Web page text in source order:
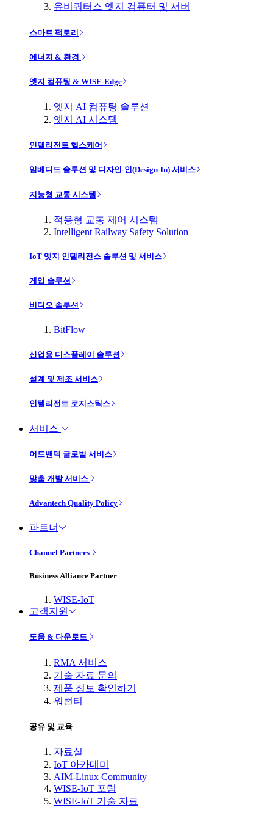
유비쿼터스 엣지 컴퓨터 및 서버
스마트 팩토리
에너지 & 환경
엣지 컴퓨팅 & WISE-Edge
엣지 AI 컴퓨팅 솔루션
엣지 AI 시스템
인텔리전트 헬스케어
임베디드 솔루션 및 디자인-인(Design-In) 서비스
지능형 교통 시스템
적응형 교통 제어 시스템
Intelligent Railway Safety Solution
IoT 엣지 인텔리전스 솔루션 및 서비스
게임 솔루션
비디오 솔루션
BitFlow
산업용 디스플레이 솔루션
설계 및 제조 서비스
인텔리전트 로지스틱스
서비스
어드밴텍 글로벌 서비스
맞춤 개발 서비스
Advantech Quality Policy
파트너
Channel Partners
Business Alliance Partner
WISE-IoT
고객지원
도움 & 다운로드
RMA 서비스
기술 자료 문의
제품 정보 확인하기
워런티
공유 및 교육
자료실
IoT 아카데미
AIM-Linux Community
WISE-IoT 포럼
WISE-IoT 기술 자료